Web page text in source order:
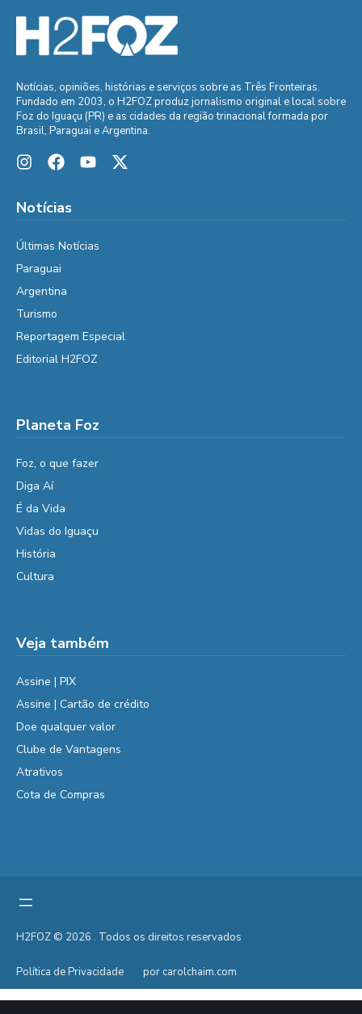
Notícias, opiniões, histórias e serviços sobre as Três Fronteiras.
Fundado em 2003, o H2FOZ produz jornalismo original e local sobre
Foz do Iguaçu (PR) e as cidades da região trinacional formada por
Brasil, Paraguai e Argentina.
Notícias
Últimas Notícias
Paraguai
Argentina
Turismo
Reportagem Especial
Editorial H2FOZ
Planeta Foz
Foz, o que fazer
Diga Aí
É da Vida
Vidas do Iguaçu
História
Cultura
Veja também
Assine | PIX
Assine | Cartão de crédito
Doe qualquer valor
Clube de Vantagens
Atrativos
Cota de Compras
H2FOZ © 2026 . Todos os direitos reservados
Política de Privacidade por carolchaim.com